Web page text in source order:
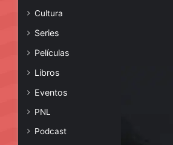
Cultura
Series
Películas
Libros
Eventos
PNL
Podcast